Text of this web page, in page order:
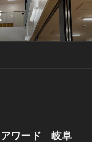
アワード 岐阜